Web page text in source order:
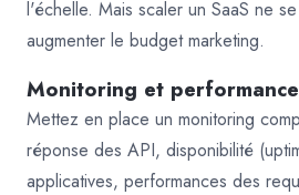
l'échelle. Mais scaler un SaaS ne
augmenter le budget marketing.
Monitoring et performance
Mettez en place un monitoring
réponse des API, disponibilité
applicatives, performances des